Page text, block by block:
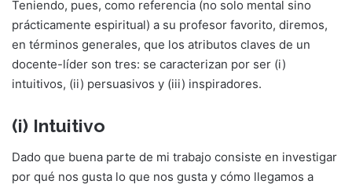
Teniendo, pues, como referencia (no solo mental sino
prácticamente espiritual) a su profesor favorito, diremos,
en términos generales, que los atributos claves de un
docente-líder son tres: se caracterizan por ser (i)
intuitivos, (ii) persuasivos y (iii) inspiradores.
(i) Intuitivo
Dado que buena parte de mi trabajo consiste en investigar
por qué nos gusta lo que nos gusta y cómo llegamos a